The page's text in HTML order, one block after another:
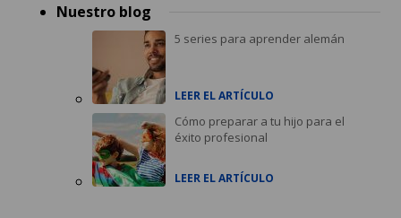
Nuestro blog
5 series para aprender alemán
LEER EL ARTÍCULO
Cómo preparar a tu hijo para el
éxito profesional
LEER EL ARTÍCULO